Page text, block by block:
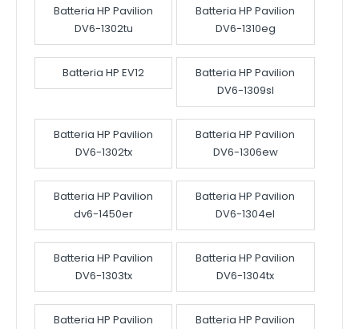
Batteria HP Pavilion
DV6-1302tu
Batteria HP Pavilion
DV6-1310eg
Batteria HP EV12
Batteria HP Pavilion
DV6-1309sl
Batteria HP Pavilion
DV6-1302tx
Batteria HP Pavilion
DV6-1306ew
Batteria HP Pavilion
dv6-1450er
Batteria HP Pavilion
DV6-1304el
Batteria HP Pavilion
DV6-1303tx
Batteria HP Pavilion
DV6-1304tx
Batteria HP Pavilion
Batteria HP Pavilion